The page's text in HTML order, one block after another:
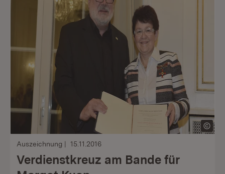
Auszeichnung 15.11.2016
Verdienstkreuz am Bande für